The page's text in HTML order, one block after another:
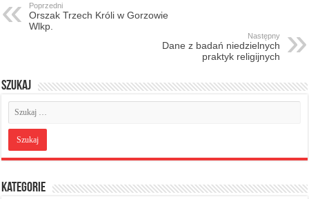
Poprzedni
Orszak Trzech Króli w Gorzowie
Wlkp.
Następny
Dane z badań niedzielnych
praktyk religijnych
Szukaj
Kategorie